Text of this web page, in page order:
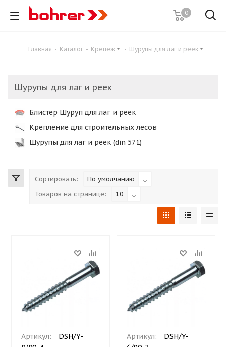
0
Главная - Каталог - Крепеж - Шурупы для лаг и реек
Шурупы для лаг и реек
Блистер Шуруп для лаг и реек
Крепление для строительных лесов
Шурупы для лаг и реек (din 571)
Сортировать:
По умолчанию
Товаров на странице:
10
Артикул:
DSH/Y-
Артикул:
DSH/Y-